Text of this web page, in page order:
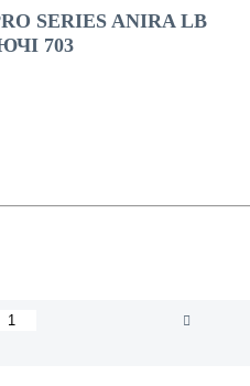
SERIES ANIRA LB
703